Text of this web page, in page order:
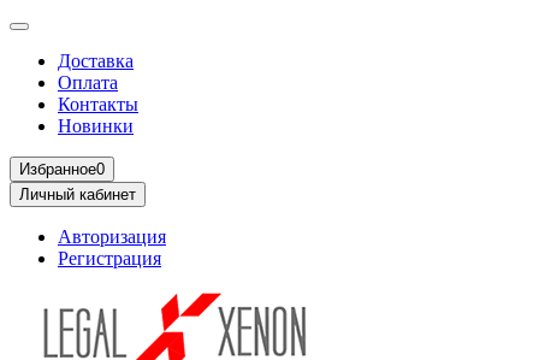
Доставка
Оплата
Контакты
Новинки
Избранное0
Личный кабинет
Авторизация
Регистрация